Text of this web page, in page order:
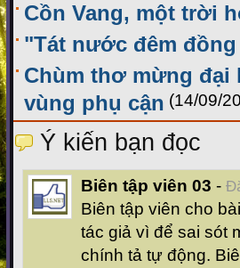
Cồn Vang, một trời
"Tát nước đêm
Chùm thơ mừng đại
vùng phụ cận (14/09/
Ý kiến bạn đọc
Biên tập viên 03 -
Biên tập viên cho
tác giả vì để sai sót
chính tả tự động.